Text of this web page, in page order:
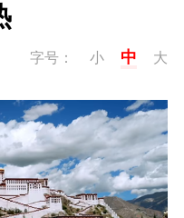
字号： 小 中 大